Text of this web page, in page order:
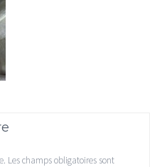
Les champs obligatoires sont